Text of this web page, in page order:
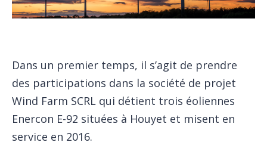
Dans un premier temps, il s’agit de prendre
des participations dans la société de projet
Wind Farm SCRL qui détient trois éoliennes
Enercon E-92 situées à Houyet et misent en
service en 2016.